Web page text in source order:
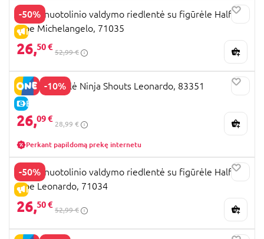
-50%
IŠPARDAVIMAS
TMNT nuotolinio valdymo riedlentė su figūrėle Half
Pipe Michelangelo, 71035
26,50 €
52,99 €
-10%
E-KAINA
TMNT figūrėlė Ninja Shouts Leonardo, 83351
26,09 €
28,99 €
Perkant papildomą prekę internetu
-50%
IŠPARDAVIMAS
TMNT nuotolinio valdymo riedlentė su figūrėle Half
Pipe Leonardo, 71034
26,50 €
52,99 €